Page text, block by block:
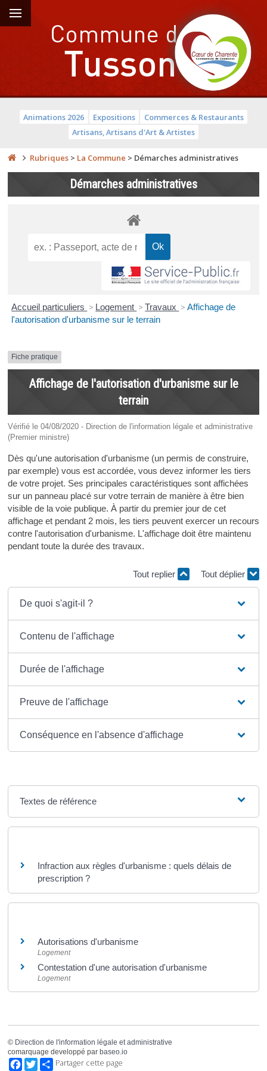
Animations 2026 Expositions
Commerces & Restaurants
Artisans, Artisans d'Art & Artistes
Rubriques > La Commune > Démarches administratives
Démarches administratives
Accueil particuliers > Logement > Travaux > Affichage de
l'autorisation d'urbanisme sur le terrain
Fiche pratique
Affichage de l'autorisation d'urbanisme sur le
terrain
Vérifié le 04/08/2020 - Direction de l'information légale et administrative
(Premier ministre)
Dès qu'une autorisation d'urbanisme (un permis de construire,
par exemple) vous est accordée, vous devez informer les tiers
de votre projet. Ses principales caractéristiques sont affichées
sur un panneau placé sur votre terrain de manière à être bien
visible de la voie publique. À partir du premier jour de cet
affichage et pendant 2 mois, les tiers peuvent exercer un recours
contre l'autorisation d'urbanisme. L'affichage doit être maintenu
pendant toute la durée des travaux.
Tout replier Tout déplier
De quoi s'agit-il ?
Contenu de l'affichage
Durée de l'affichage
Preuve de l'affichage
Conséquence en l'absence d'affichage
Textes de référence
Infraction aux règles d'urbanisme : quels délais de
prescription ?
Autorisations d'urbanisme
Logement
Contestation d'une autorisation d'urbanisme
Logement
© Direction de l'information légale et administrative
comarquage developpé par baseo.io
FacebookTwitterPartager cette page